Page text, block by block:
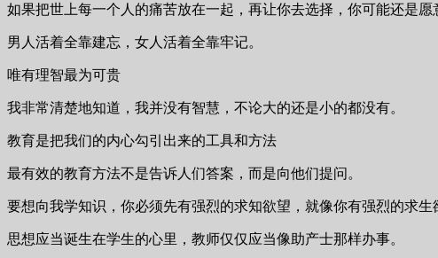
如果把世上每一个人的痛苦放在一起，再让你去选择，你可能还是愿
男人活着全靠建忘，女人活着全靠牢记。
唯有理智最为可贵
我非常清楚地知道，我并没有智慧，不论大的还是小的都没有。
教育是把我们的内心勾引出来的工具和方法
最有效的教育方法不是告诉人们答案，而是向他们提问。
要想向我学知识，你必须先有强烈的求知欲望，就像你有强烈的求生
思想应当诞生在学生的心里，教师仅仅应当像助产士那样办事。